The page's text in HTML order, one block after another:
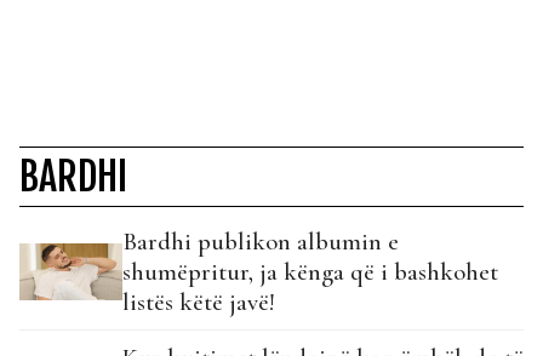
BARDHI
Bardhi publikon albumin e
shumëpritur, ja kënga që i bashkohet
listës këtë javë!